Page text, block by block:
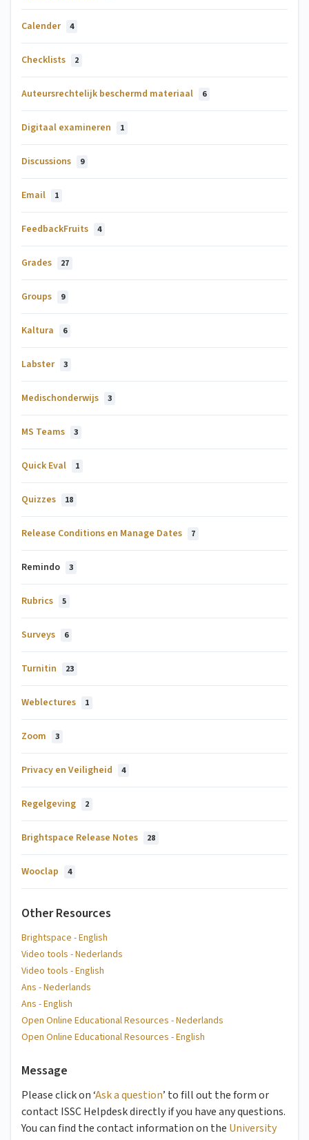
Calender 4
Checklists 2
Auteursrechtelijk beschermd materiaal 6
Digitaal examineren 1
Discussions 9
Email 1
FeedbackFruits 4
Grades 27
Groups 9
Kaltura 6
Labster 3
Medischonderwijs 3
MS Teams 3
Quick Eval 1
Quizzes 18
Release Conditions en Manage Dates 7
Remindo 3
Rubrics 5
Surveys 6
Turnitin 23
Weblectures 1
Zoom 3
Privacy en Veiligheid 4
Regelgeving 2
Brightspace Release Notes 28
Wooclap 4
Other Resources
Brightspace - English
Video tools - Nederlands
Video tools - English
Ans - Nederlands
Ans - English
Open Online Educational Resources - Nederlands
Open Online Educational Resources - English
Message
Please click on ‘Ask a question’ to fill out the form or
contact ISSC Helpdesk directly if you have any questions.
You can find the contact information on the University